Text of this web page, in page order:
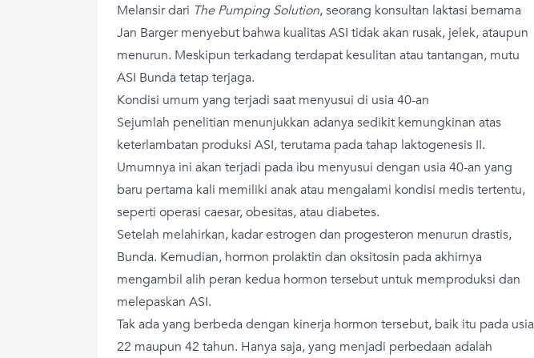
Melansir dari The Pumping Solution, seorang konsultan laktasi bernama
Jan Barger menyebut bahwa kualitas ASI tidak akan rusak, jelek, ataupun
menurun. Meskipun terkadang terdapat kesulitan atau tantangan, mutu
ASI Bunda tetap terjaga.
Kondisi umum yang terjadi saat menyusui di usia 40-an
Sejumlah penelitian menunjukkan adanya sedikit kemungkinan atas
keterlambatan produksi ASI, terutama pada tahap laktogenesis II.
Umumnya ini akan terjadi pada ibu menyusui dengan usia 40-an yang
baru pertama kali memiliki anak atau mengalami kondisi medis tertentu,
seperti operasi caesar, obesitas, atau diabetes.
Setelah melahirkan, kadar estrogen dan progesteron menurun drastis,
Bunda. Kemudian, hormon prolaktin dan oksitosin pada akhirnya
mengambil alih peran kedua hormon tersebut untuk memproduksi dan
melepaskan ASI.
Tak ada yang berbeda dengan kinerja hormon tersebut, baik itu pada usia
22 maupun 42 tahun. Hanya saja, yang menjadi perbedaan adalah